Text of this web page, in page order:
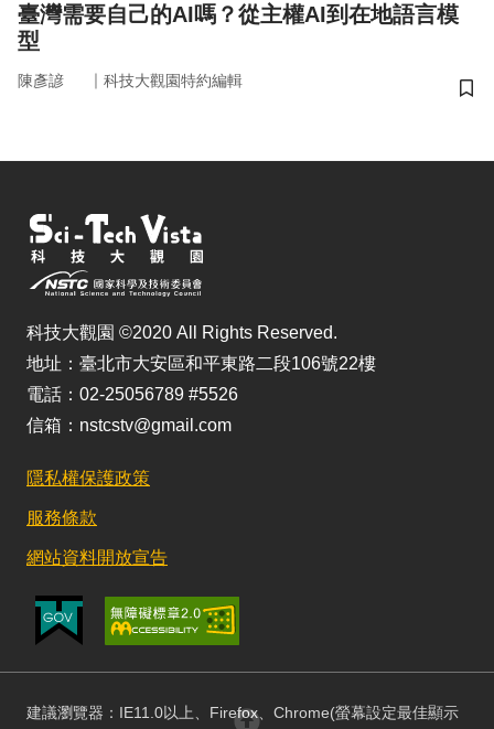
臺灣需要自己的AI嗎？從主權AI到在地語言模
型
陳彥諺 ｜ 科技大觀園特約編輯
儲
科技大觀園 ©2020 All Rights Reserved.
地址：臺北市大安區和平東路二段106號22樓
電話：02-25056789 #5526
信箱：nstcstv@gmail.com
隱私權保護政策
服務條款
網站資料開放宣告
建議瀏覽器：IE11.0以上、Firefox、Chrome(螢幕設定最佳顯示
回頂部